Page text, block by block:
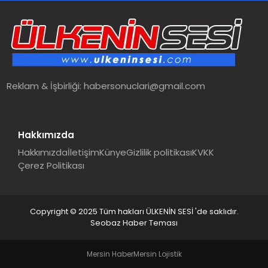
SPOR
TEKNOLOJI
YAŞAM
Reklam & İşbirliği:habersonuclari@gmail.com
Hakkımızda
HakkımızdaİletişimKünyeGizlilik politikasıKVKK
Çerez Politikası
Copyright © 2025 Tüm hakları ÜLKENİN SESİ 'de saklıdır.
Seobaz Haber Teması
Mersin HaberMersin Lojistik